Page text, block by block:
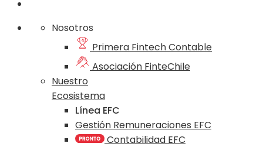
Nosotros
Primera Fintech Contable
Asociación FinteChile
Nuestro
Ecosistema
Línea EFC
Gestión Remuneraciones EFC
Contabilidad EFC